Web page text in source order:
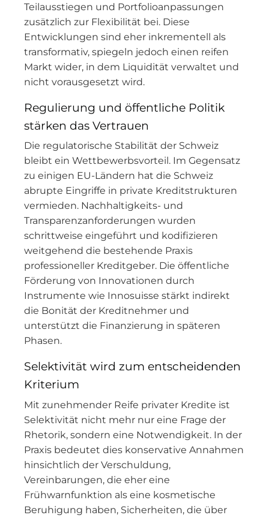
Teilausstiegen und Portfolioanpassungen
zusätzlich zur Flexibilität bei. Diese
Entwicklungen sind eher inkrementell als
transformativ, spiegeln jedoch einen reifen
Markt wider, in dem Liquidität verwaltet und
nicht vorausgesetzt wird.
Regulierung und öffentliche Politik
stärken das Vertrauen
Die regulatorische Stabilität der Schweiz
bleibt ein Wettbewerbsvorteil. Im Gegensatz
zu einigen EU-Ländern hat die Schweiz
abrupte Eingriffe in private Kreditstrukturen
vermieden. Nachhaltigkeits- und
Transparenzanforderungen wurden
schrittweise eingeführt und kodifizieren
weitgehend die bestehende Praxis
professioneller Kreditgeber. Die öffentliche
Förderung von Innovationen durch
Instrumente wie Innosuisse stärkt indirekt
die Bonität der Kreditnehmer und
unterstützt die Finanzierung in späteren
Phasen.
Selektivität wird zum entscheidenden
Kriterium
Mit zunehmender Reife privater Kredite ist
Selektivität nicht mehr nur eine Frage der
Rhetorik, sondern eine Notwendigkeit. In der
Praxis bedeutet dies konservative Annahmen
hinsichtlich der Verschuldung,
Vereinbarungen, die eher eine
Frühwarnfunktion als eine kosmetische
Beruhigung haben, Sicherheiten, die über